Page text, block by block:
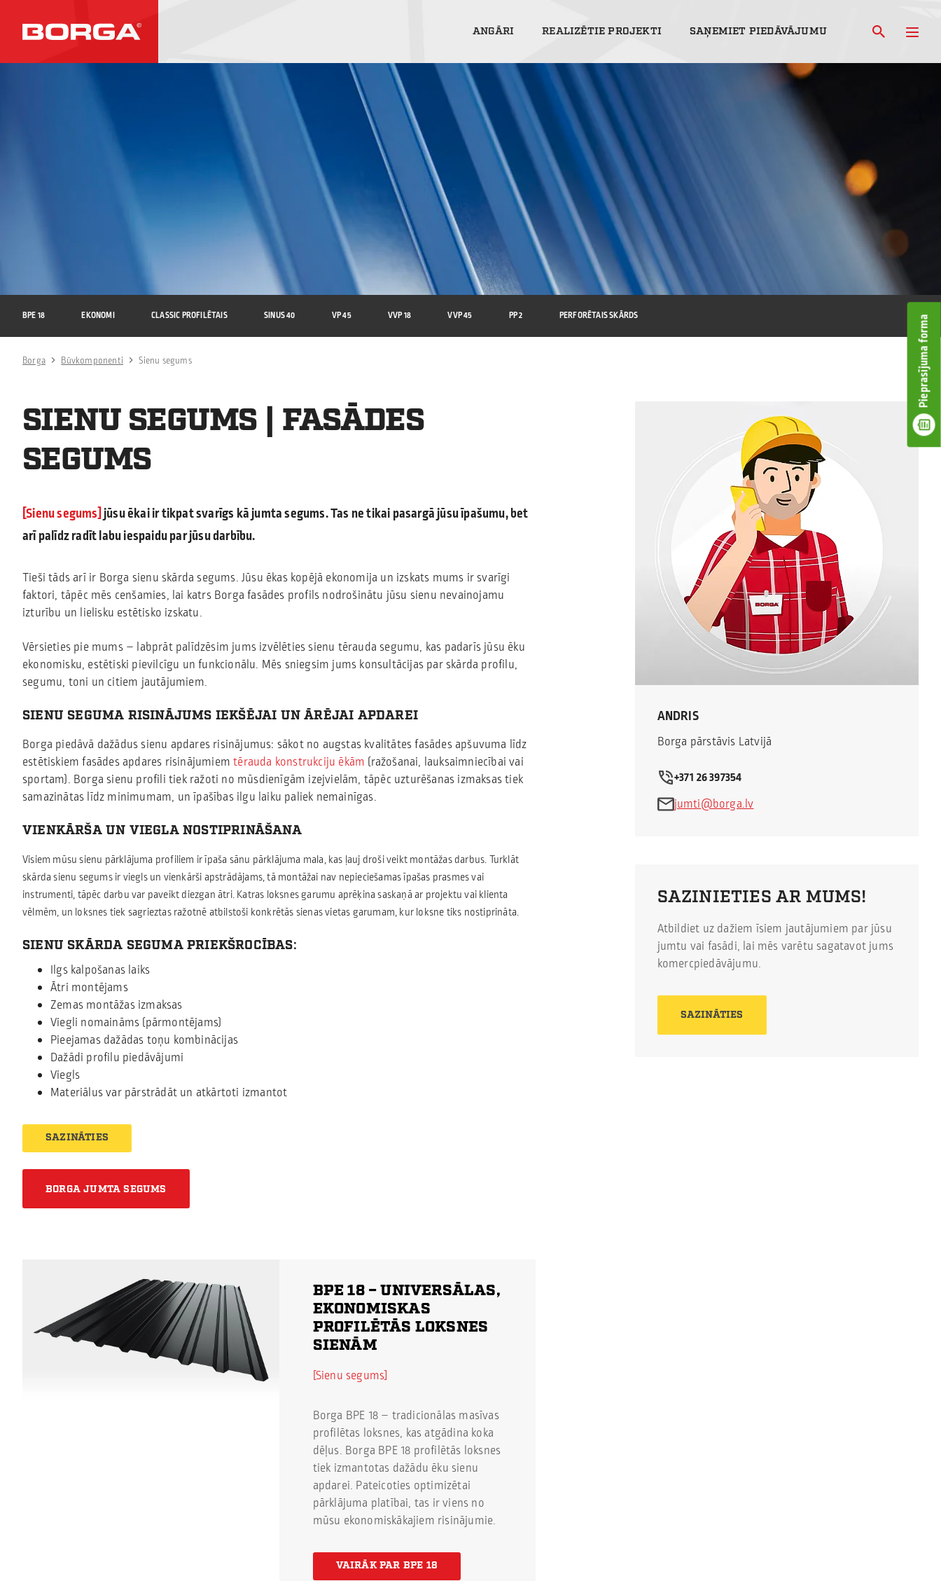
ANGĀRI REALIZĒTIE PROJEKTI SAŅEMIET PIEDĀVĀJUMU
Pieprasījuma forma
BPE 18 EKONOMI CLASSIC PROFILĒTAIS SINUS 40 VP 45 VVP 18 VVP 45 PP 2 PERFORĒTAIS SKĀRDS
Borga Būvkomponenti Sienu segums
SIENU SEGUMS | FASĀDES
SEGUMS
Sienu segums jūsu ēkai ir tikpat svarīgs kā jumta segums. Tas ne tikai pasargā jūsu īpašumu, bet
arī palīdz radīt labu iespaidu par jūsu darbību.
Tieši tāds arī ir Borga sienu skārda segums. Jūsu ēkas kopējā ekonomija un izskats mums ir svarīgi
faktori, tāpēc mēs cenšamies, lai katrs Borga fasādes profils nodrošinātu jūsu sienu nevainojamu
izturību un lielisku estētisko izskatu.
Vērsieties pie mums – labprāt palīdzēsim jums izvēlēties sienu tērauda segumu, kas padarīs jūsu ēku
ekonomisku, estētiski pievilcīgu un funkcionālu. Mēs sniegsim jums konsultācijas par skārda profilu,
segumu, toni un citiem jautājumiem.
SIENU SEGUMA RISINĀJUMS IEKŠĒJAI UN ĀRĒJAI APDAREI
Borga piedāvā dažādus sienu apdares risinājumus: sākot no augstas kvalitātes fasādes apšuvuma līdz
estētiskiem fasādes apdares risinājumiemtērauda konstrukciju ēkām (ražošanai, lauksaimniecībai vai
sportam). Borga sienu profili tiek ražoti no mūsdienīgām izejvielām, tāpēc uzturēšanas izmaksas tiek
samazinātas līdz minimumam, un īpašības ilgu laiku paliek nemainīgas.
VIENKĀRŠA UN VIEGLA NOSTIPRINĀŠANA
Visiem mūsu sienu pārklājuma profiliem ir īpaša sānu pārklājuma mala, kas ļauj droši veikt montāžas darbus. Turklāt
skārda sienu segums ir viegls un vienkārši apstrādājams, tā montāžai nav nepieciešamas īpašas prasmes vai
instrumenti, tāpēc darbu var paveikt diezgan ātri. Katras loksnes garumu aprēķina saskaņā ar projektu vai klienta
vēlmēm, un loksnes tiek sagrieztas ražotnē atbilstoši konkrētās sienas vietas garumam, kur loksne tiks nostiprināta.
SIENU SKĀRDA SEGUMA PRIEKŠROCĪBAS:
Ilgs kalpošanas laiks
Ātri montējams
Zemas montāžas izmaksas
Viegli nomaināms (pārmontējams)
Pieejamas dažādas toņu kombinācijas
Dažādi profilu piedāvājumi
Viegls
Materiālus var pārstrādāt un atkārtoti izmantot
SAZINĀTIES
BORGA JUMTA SEGUMS
BPE 18 – UNIVERSĀLAS,
EKONOMISKAS
PROFILĒTĀS LOKSNES
SIENĀM
Sienu segums
Borga BPE 18 – tradicionālas masīvas
profilētas loksnes, kas atgādina koka
dēļus. Borga BPE 18 profilētās loksnes
tiek izmantotas dažādu ēku sienu
apdarei. Pateicoties optimizētai
pārklājuma platībai, tas ir viens no
mūsu ekonomiskākajiem risinājumie.
VAIRĀK PAR BPE 18
ANDRIS
Borga pārstāvis Latvijā
+371 26 397354
jumti@borga.lv
SAZINIETIES AR MUMS!
Atbildiet uz dažiem īsiem jautājumiem par jūsu
jumtu vai fasādi, lai mēs varētu sagatavot jums
komercpiedāvājumu.
SAZINĀTIES